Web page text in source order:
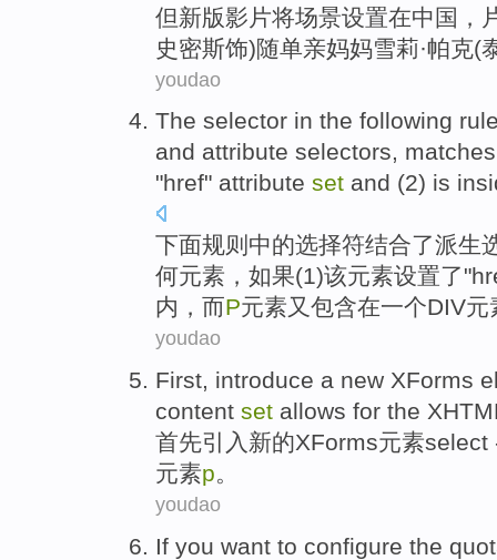
但新版影片将场景设置在中国 ，
史密斯饰)随单亲妈妈雪莉·帕克(
youdao
The selector in the following
and attribute selectors, matches
"href" attribute set and (2) is
下面规则 中的选择符结合了派生
何元素 ，如果(1)该元素设置了"
内 ，而P元素又包含在一个DIV元
youdao
First, introduce a new XForms
content set allows for the
首先引入 新的XForms元素select
元素p。
youdao
If you want to configure the